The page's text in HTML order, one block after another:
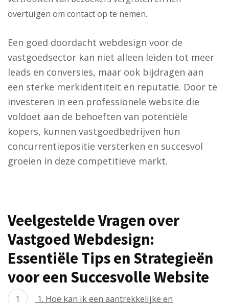
overtuigen om contact op te nemen.
Een goed doordacht webdesign voor de
vastgoedsector kan niet alleen leiden tot meer
leads en conversies, maar ook bijdragen aan
een sterke merkidentiteit en reputatie. Door te
investeren in een professionele website die
voldoet aan de behoeften van potentiële
kopers, kunnen vastgoedbedrijven hun
concurrentiepositie versterken en succesvol
groeien in deze competitieve markt.
Veelgestelde Vragen over
Vastgoed Webdesign:
Essentiële Tips en Strategieën
voor een Succesvolle Website
1. Hoe kan ik een aantrekkelijke en